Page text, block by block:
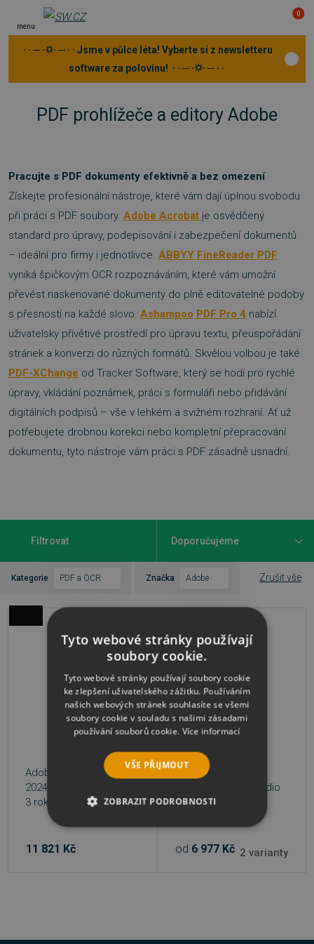
menu
0
· · ─ ·⛭· ─ · · Jsme v půlce léta! Vyberte si z newsletteru
software za polovinu! · · ─ ·⛭· ─ · ·
PDF prohlížeče a editory Adobe
Pracujte s PDF dokumenty efektivně a bez omezení
Získejte profesionální nástroje, které vám dají úplnou svobodu
při práci s PDF soubory. Adobe Acrobat je osvědčený
standard pro úpravy, podepisování i zabezpečení dokumentů
– ideální pro firmy i jednotlivce. ABBYY FineReader PDF
vyniká špičkovým OCR rozpoznáváním, které vám umožní
převést naskenované dokumenty do plně editovatelné podoby
s přesností na každé slovo. Ashampoo PDF Pro 4 nabízí
uživatelsky přívětivé prostředí pro úpravu textu, přeuspořádání
stránek a konverzi do různých formátů. Skvělou volbou je také
PDF-XChange od Tracker Software, který se hodí pro rychlé
úpravy, vkládání poznámek, práci s formuláři nebo přidávání
digitálních podpisů – vše v lehkém a svižném rozhraní. Ať už
potřebujete drobnou korekci nebo kompletní přepracování
dokumentu, tyto nástroje vám práci s PDF zásadně usnadní.
Filtrovat
Kategorie PDF a OCR Značka Adobe Zrušit vše
Adobe Acrobat Pro
2024 for Teams MP ML,
3 roky
11 821 Kč
Adobe Acrobat Studio
od 6 977 Kč 2 varianty
Tyto webové stránky používají
soubory cookie.
Tyto webové stránky používají soubory cookie
ke zlepšení uživatelského zážitku. Používáním
našich webových stránek souhlasíte se všemi
soubory cookie v souladu s našimi zásadami
používání souborů cookie. Více informací
VŠE PŘIJMOUT
ZOBRAZIT PODROBNOSTI
NEZBYTNĚ NUTNÉ SOUBORY